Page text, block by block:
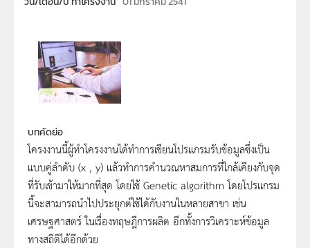
บทคัดย่อ
โครงงานนี้ผู้ทำโครงงานได้ทำการเขียนโปรแกรมรับข้อมูลซึ่งเป็น
แบบคู่ลำดับ (x , y) แล้วทำการคำนวณหาสมการที่ใกล้เคียงกับจุด
ที่รับเข้ามาให้มากที่สุด โดยใช้ Genetic algorithm โดยโปรแกรม
นี้จะสามารถนำไปประยุกต์ใช้ได้กับงานในหลายสาขา เช่น
เศรษฐศาสตร์ ในเรื่องทฤษฎีการผลิต อีกทั้งการวิเคราะห์ข้อมูล
ทางสถิติได้อีกด้วย